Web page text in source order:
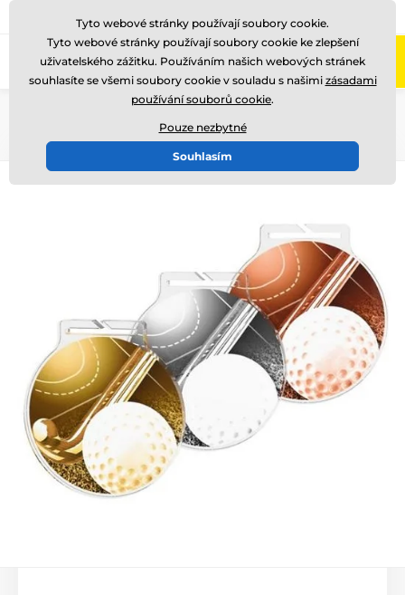
Zavolejte nám (Po-Pá 8-17)
Tyto webové stránky používají soubory cookie.
Tyto webové stránky používají soubory cookie ke zlepšení
uživatelského zážitku. Používáním našich webových stránek
souhlasíte se všemi soubory cookie v souladu s našimi zásadami
používání souborů cookie.
Pouze nezbytné
Souhlasím